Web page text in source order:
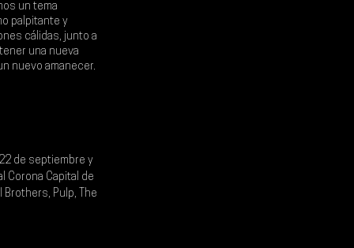
un tema
palpitante y
cálidas, junto a
una nueva
nuevo amanecer.
22 de septiembre y
Corona Capital de
Brothers, Pulp, The